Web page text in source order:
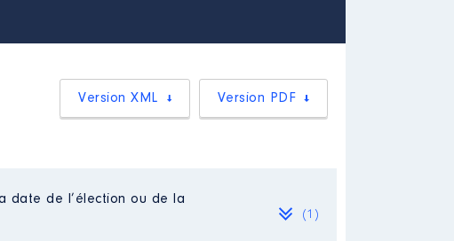
Version PDF
Version XML
date de l’élection ou de la
(1)